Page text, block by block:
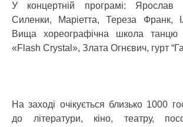
У концертній програмі: Ярослав
Силенки, Маріетта, Тереза Франк,
Вища хореографічна школа танцю
«Flash Crystal», Злата Огнєвич, гурт
На заході очікується близько 1000
до літератури, кіно, театру,